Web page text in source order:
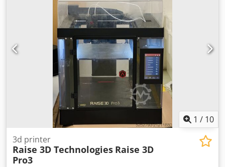
1 / 10
3d printer
Raise 3D Technologies Raise 3D
Pro3